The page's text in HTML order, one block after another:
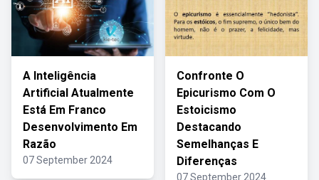
A Inteligência
Artificial Atualmente
Está Em Franco
Desenvolvimento Em
Razão
07 September 2024
Confronte O
Epicurismo Com O
Estoicismo
Destacando
Semelhanças E
Diferenças
07 September 2024